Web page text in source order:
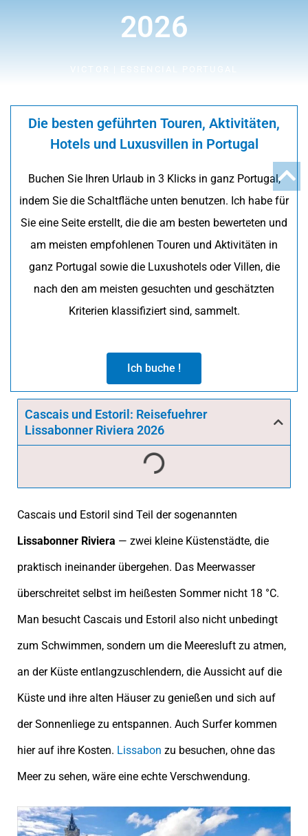
2026
VICTOR | ESSENCIAL PORTUGAL
Die besten geführten Touren, Aktivitäten,
Hotels und Luxusvillen in Portugal
Buchen Sie Ihren Urlaub in 3 Klicks in ganz Portugal,
indem Sie die Schaltfläche unten benutzen. Ich habe für
Sie eine Seite erstellt, die die am besten bewerteten und
am meisten empfohlenen Touren und Aktivitäten in
ganz Portugal sowie die Luxushotels oder Villen, die
nach den am meisten gesuchten und geschätzten
Kriterien klassifiziert sind, sammelt.
Ich buche !
Cascais und Estoril: Reisefuehrer
Lissabonner Riviera 2026
Cascais und Estoril sind Teil der sogenannten
Lissabonner Riviera — zwei kleine Küstenstädte, die
praktisch ineinander übergehen. Das Meerwasser
überschreitet selbst im heißesten Sommer nicht 18 °C.
Man besucht Cascais und Estoril also nicht unbedingt
zum Schwimmen, sondern um die Meeresluft zu atmen,
an der Küste entlangzuschlendern, die Aussicht auf die
Küste und ihre alten Häuser zu genießen und sich auf
der Sonnenliege zu entspannen. Auch Surfer kommen
hier auf ihre Kosten. Lissabon zu besuchen, ohne das
Meer zu sehen, wäre eine echte Verschwendung.